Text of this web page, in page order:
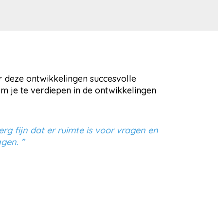
ontwikkelingen succesvolle
je te verdiepen in de ontwikkelingen
fijn dat er ruimte is voor vragen en
”